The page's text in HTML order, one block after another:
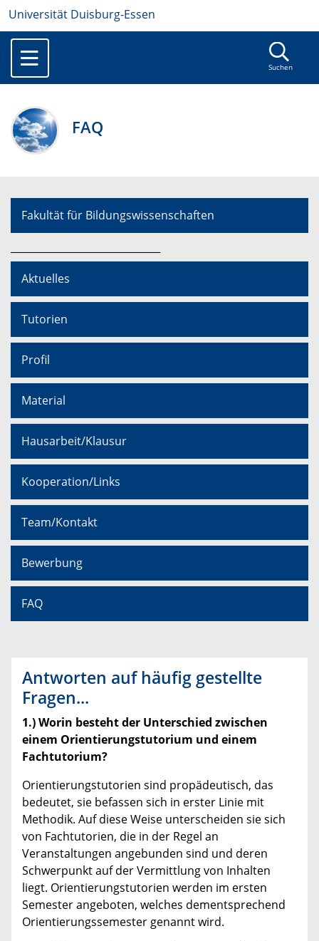
Universität Duisburg-Essen
Suchen
FAQ
Fakultät für Bildungswissenschaften
Aktuelles
Tutorien
Profil
Material
Hausarbeit/Klausur
Kooperation/Links
Team/Kontakt
Bewerbung
FAQ
Antworten auf häufig gestellte
Fragen...
1.) Worin besteht der Unterschied zwischen
einem Orientierungstutorium und einem
Fachtutorium?
Orientierungstutorien sind propädeutisch, das
bedeutet, sie befassen sich in erster Linie mit
Methodik. Auf diese Weise unterscheiden sie sich
von Fachtutorien, die in der Regel an
Veranstaltungen angebunden sind und deren
Schwerpunkt auf der Vermittlung von Inhalten
liegt. Orientierungstutorien werden im ersten
Semester angeboten, welches dementsprechend
Orientierungssemester genannt wird.